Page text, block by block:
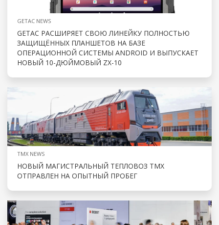
GETAC NEWS
GETAC РАСШИРЯЕТ СВОЮ ЛИНЕЙКУ ПОЛНОСТЬЮ
ЗАЩИЩЁННЫХ ПЛАНШЕТОВ НА БАЗЕ
ОПЕРАЦИОННОЙ СИСТЕМЫ ANDROID И ВЫПУСКАЕТ
НОВЫЙ 10-ДЮЙМОВЫЙ ZX-10
TMX NEWS
НОВЫЙ МАГИСТРАЛЬНЫЙ ТЕПЛОВОЗ ТМХ
ОТПРАВЛЕН НА ОПЫТНЫЙ ПРОБЕГ